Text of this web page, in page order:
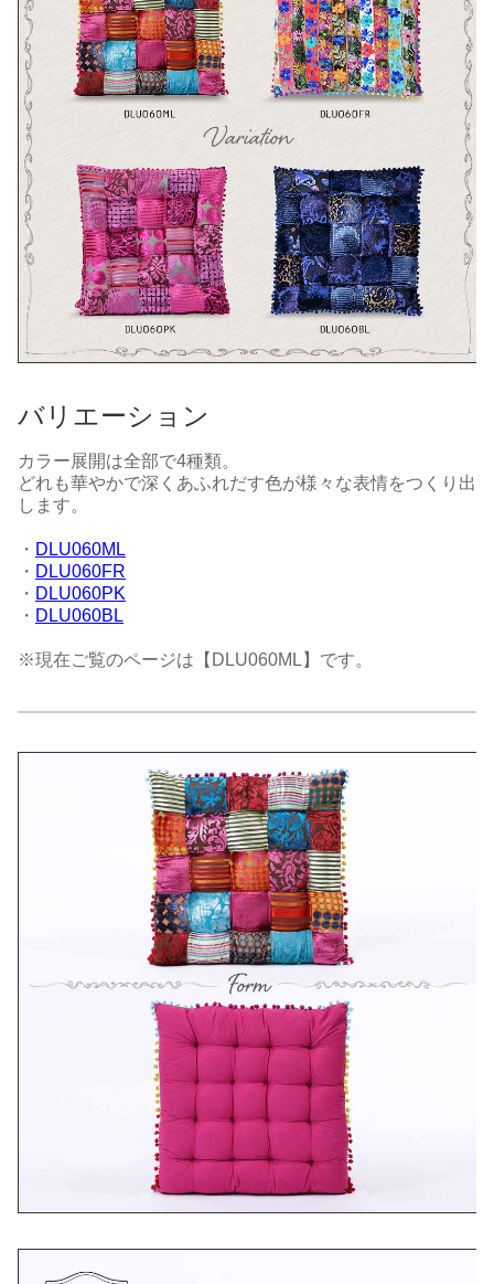
バリエーション
カラー展開は全部で4種類。
どれも華やかで深くあふれだす色が様々な表情をつくり出
します。
・ DLU060ML
・ DLU060FR
・ DLU060PK
・ DLU060BL
※現在ご覧のページは【DLU060ML】です。